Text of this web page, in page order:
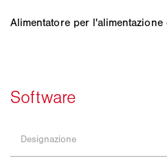
Alimentatore per